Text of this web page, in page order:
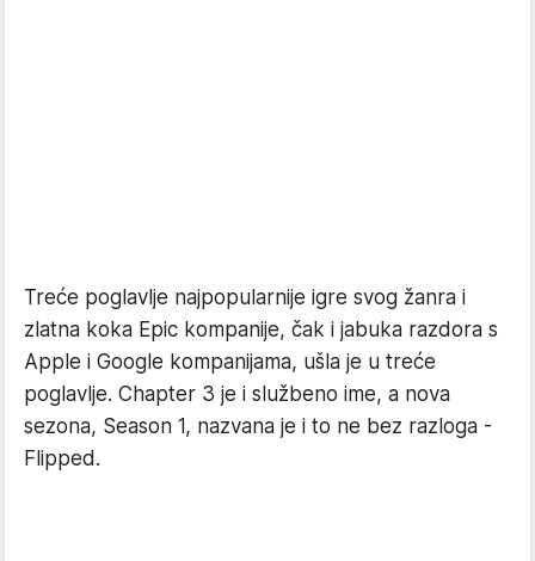
Treće poglavlje najpopularnije igre svog žanra i
zlatna koka Epic kompanije, čak i jabuka razdora s
Apple i Google kompanijama, ušla je u treće
poglavlje. Chapter 3 je i službeno ime, a nova
sezona, Season 1, nazvana je i to ne bez razloga -
Flipped.